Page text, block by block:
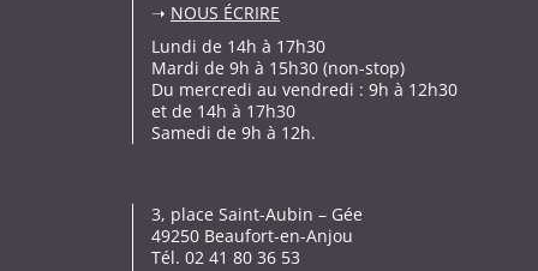
➝ NOUS ÉCRIRE
Lundi de 14h à 17h30
Mardi de 9h à 15h30 (non-stop)
Du mercredi au vendredi : 9h à 12h30
et de 14h à 17h30
Samedi de 9h à 12h.
3, place Saint-Aubin – Gée
49250 Beaufort-en-Anjou
Tél. 02 41 80 36 53